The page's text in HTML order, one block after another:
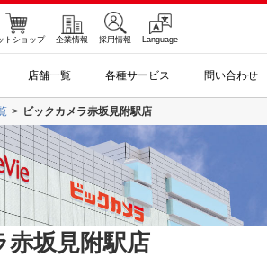
店舗一覧 各種サービス 問い合わせ
トショップ 企業情報 採用情報 Language
ビックカメラ赤坂見附駅店
赤坂見附駅店